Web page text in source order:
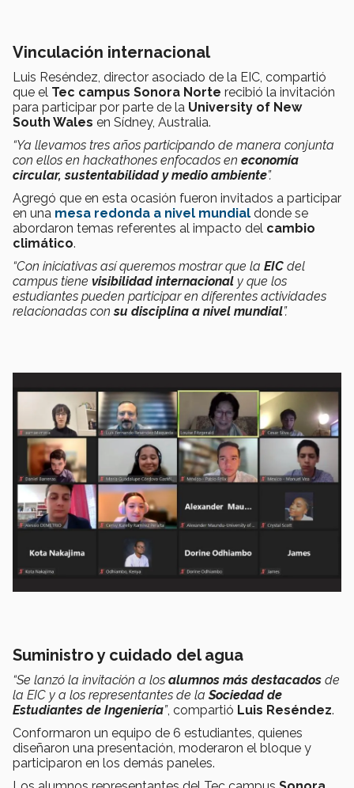
Vinculación internacional
Luis Reséndez, director asociado de la EIC, compartió
que el Tec campus Sonora Norte recibió la invitación
para participar por parte de la University of New
South Wales en Sídney, Australia.
“Ya llevamos tres años participando de manera conjunta
con ellos en hackathones enfocados en economía
circular, sustentabilidad y medio ambiente”.
Agregó que en esta ocasión fueron invitados a participar
en una mesa redonda a nivel mundial donde se
abordaron temas referentes al impacto del cambio
climático.
“Con iniciativas así queremos mostrar que la EIC del
campus tiene visibilidad internacional y que los
estudiantes pueden participar en diferentes actividades
relacionadas con su disciplina a nivel mundial”.
Suministro y cuidado del agua
“Se lanzó la invitación a los alumnos más destacados de
la EIC y a los representantes de laSociedad de
Estudiantes de Ingeniería”, compartió Luis Reséndez.
Conformaron un equipo de 6 estudiantes, quienes
diseñaron una presentación, moderaron el bloque y
participaron en los demás paneles.